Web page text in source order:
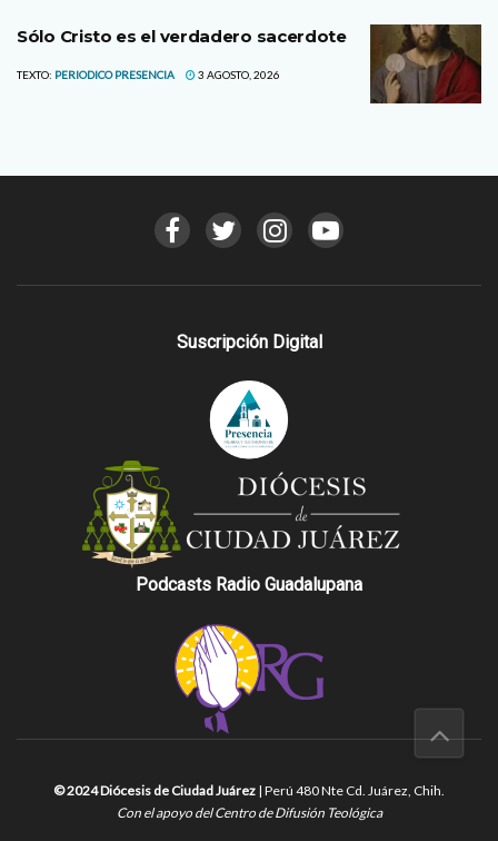
Sólo Cristo es el verdadero sacerdote
TEXTO: PERIODICO PRESENCIA 3 AGOSTO, 2026
Suscripción Digital
Podcasts Radio Guadalupana
© 2024 Diócesis de Ciudad Juárez | Perú 480 Nte Cd. Juárez, Chih.
Con el apoyo del Centro de Difusión Teológica